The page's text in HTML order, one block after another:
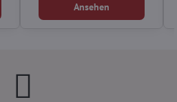
Ansehen